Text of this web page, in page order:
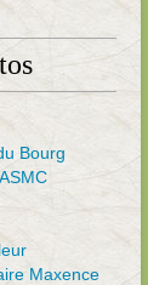
Bourg
Maxence